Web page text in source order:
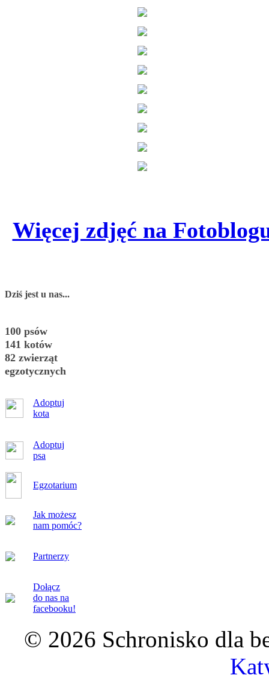
Więcej zdjęć na
Dziś jest u nas...
100 psów
141 kotów
82 zwierząt
egzotycznych
Adoptuj
kota
Adoptuj
psa
Egzotarium
Jak możesz
nam pomóc?
Partnerzy
Dołącz
do nas na
facebooku!
© 2026 Schronisko dla